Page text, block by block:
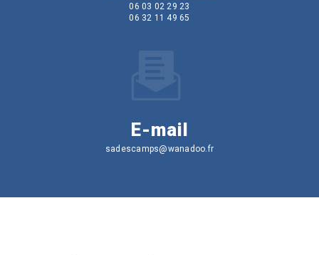
06 03 02 29 23
06 32 11 49 65
E-mail
sadescamps@wanadoo.fr